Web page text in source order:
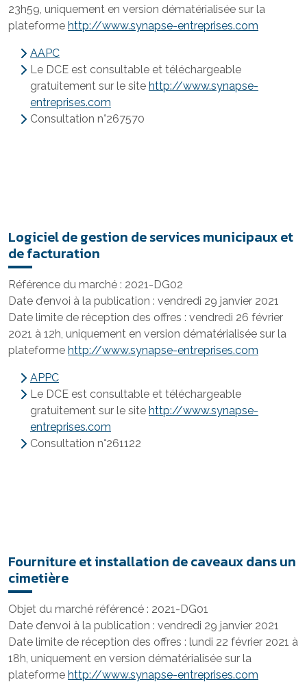
23h59, uniquement en version dématérialisée sur la
plateforme http://www.synapse-entreprises.com
AAPC
Le DCE est consultable et téléchargeable
gratuitement sur le site http://www.synapse-
entreprises.com
Consultation n°267570
Logiciel de gestion de services municipaux et
de facturation
Référence du marché : 2021-DG02
Date d’envoi à la publication : vendredi 29 janvier 2021
Date limite de réception des offres : vendredi 26 février
2021 à 12h, uniquement en version dématérialisée sur la
plateforme http://www.synapse-entreprises.com
APPC
Le DCE est consultable et téléchargeable
gratuitement sur le site http://www.synapse-
entreprises.com
Consultation n°261122
Fourniture et installation de caveaux dans un
cimetière
Objet du marché référencé : 2021-DG01
Date d’envoi à la publication : vendredi 29 janvier 2021
Date limite de réception des offres : lundi 22 février 2021 à
18h, uniquement en version dématérialisée sur la
plateforme http://www.synapse-entreprises.com